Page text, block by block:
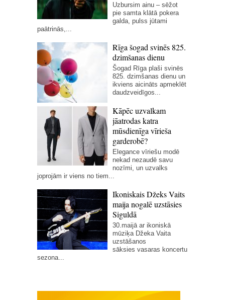
Uzbursim ainu – sēžot
pie samta klātā pokera
galda, pulss jūtami
paātrinās,...
Rīga šogad svinēs 825.
dzimšanas dienu
Šogad Rīga plaši svinēs
825. dzimšanas dienu un
ikviens aicināts apmeklēt
daudzveidīgos...
Kāpēc uzvalkam
jāatrodas katra
mūsdienīga vīrieša
garderobē?
Elegance vīriešu modē
nekad nezaudē savu
nozīmi, un uzvalks
joprojām ir viens no tiem...
Ikoniskais Džeks Vaits
maija nogalē uzstāsies
Siguldā
30.maijā ar ikoniskā
mūziķa Džeka Vaita
uzstāšanos
sāksies vasaras koncertu
sezona...